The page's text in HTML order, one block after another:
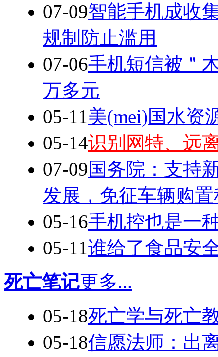
07-09智能手机成收
规制防止滥用
07-06手机短信被＂
万多元
05-11美(mei)国水资
05-14识别网特、远
07-09国务院：支持
发展，免征车辆购置
05-16手机控也是一
05-11谁给了食品安
死亡笔记更多...
05-18死亡学与死亡
05-18信愿法师：出